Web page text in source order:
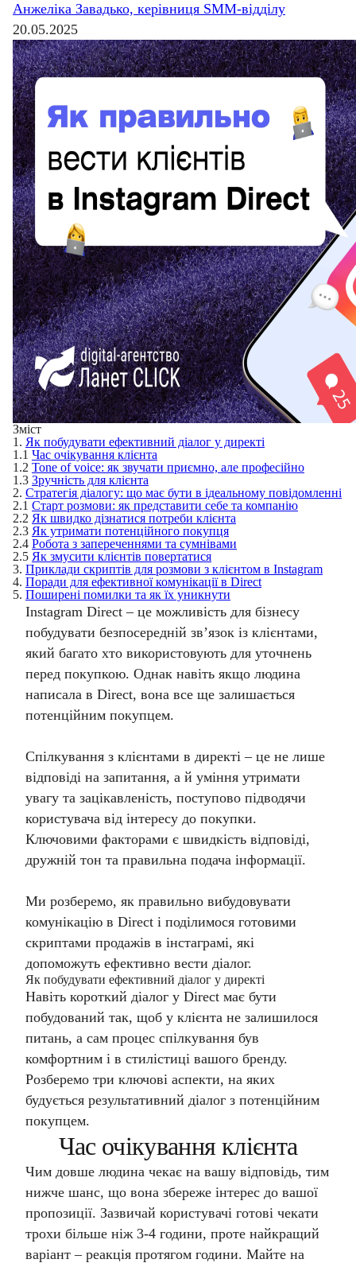
Анжеліка Завадько, керівниця SMM-відділу
20.05.2025
Зміст
1. Як побудувати ефективний діалог у директі
1.1 Час очікування клієнта
1.2 Tone of voice: як звучати приємно, але професійно
1.3 Зручність для клієнта
2. Стратегія діалогу: що має бути в ідеальному повідомленні
2.1 Старт розмови: як представити себе та компанію
2.2 Як швидко дізнатися потреби клієнта
2.3 Як утримати потенційного покупця
2.4 Робота з запереченнями та сумнівами
2.5 Як змусити клієнтів повертатися
3. Приклади скриптів для розмови з клієнтом в Instagram
4. Поради для ефективної комунікації в Direct
5. Поширені помилки та як їх уникнути
Instagram Direct – це можливість для бізнесу
побудувати безпосередній зв’язок із клієнтами,
який багато хто використовують для уточнень
перед покупкою. Однак навіть якщо людина
написала в Direct, вона все ще залишається
потенційним покупцем.
Спілкування з клієнтами в директі – це не лише
відповіді на запитання, а й уміння утримати
увагу та зацікавленість, поступово підводячи
користувача від інтересу до покупки.
Ключовими факторами є швидкість відповіді,
дружній тон та правильна подача інформації.
Ми розберемо, як правильно вибудовувати
комунікацію в Direct і поділимося готовими
скриптами продажів в інстаграмі, які
допоможуть ефективно вести діалог.
Як побудувати ефективний діалог у директі
Навіть короткий діалог у Direct має бути
побудований так, щоб у клієнта не залишилося
питань, а сам процес спілкування був
комфортним і в стилістиці вашого бренду.
Розберемо три ключові аспекти, на яких
будується результативний діалог з потенційним
покупцем.
Час очікування клієнта
Чим довше людина чекає на вашу відповідь, тим
нижче шанс, що вона збереже інтерес до вашої
пропозиції. Зазвичай користувачі готові чекати
трохи більше ніж 3-4 години, проте найкращий
варіант – реакція протягом години. Майте на